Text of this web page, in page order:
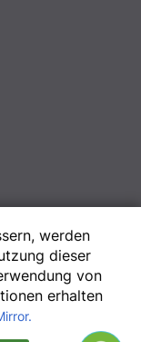
werden
dieser
von
erhalten